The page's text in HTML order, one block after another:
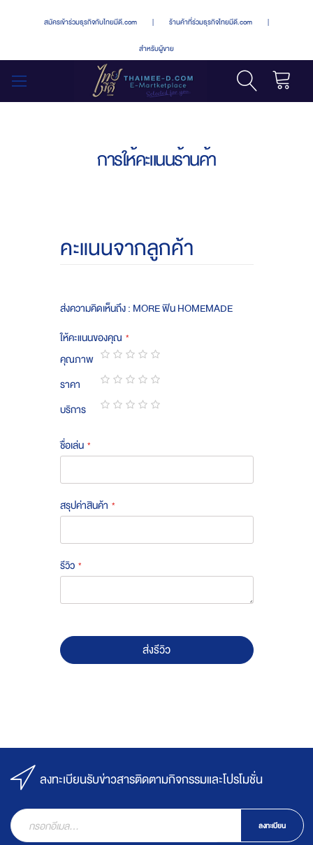
สมัครเข้าร่วมธุรกิจกับไทยมีดี.com | ร้านค้าที่ร่วมธุรกิจไทยมีดี.com |
สำหรับผู้ขาย
การให้คะแนนร้านค้า
คะแนนจากลูกค้า
ส่งความคิดเห็นถึง : MORE ฟิน HOMEMADE
ให้คะแนนของคุณ
คุณภาพ
1
star
2
stars
3
stars
4
stars
5
stars
ราคา
1
star
2
stars
3
stars
4
stars
5
stars
บริการ
ชื่อเล่น
สรุปค่าสินค้า
รีวิว
ส่งรีวิว
ลงทะเบียนรับข่าวสารติดตามกิจกรรมและโปรโมชั่น
ลงทะเบียน